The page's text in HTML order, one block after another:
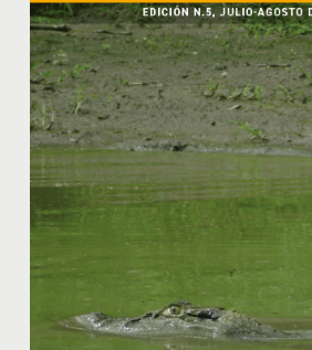
Proyecto
Bioamazonia